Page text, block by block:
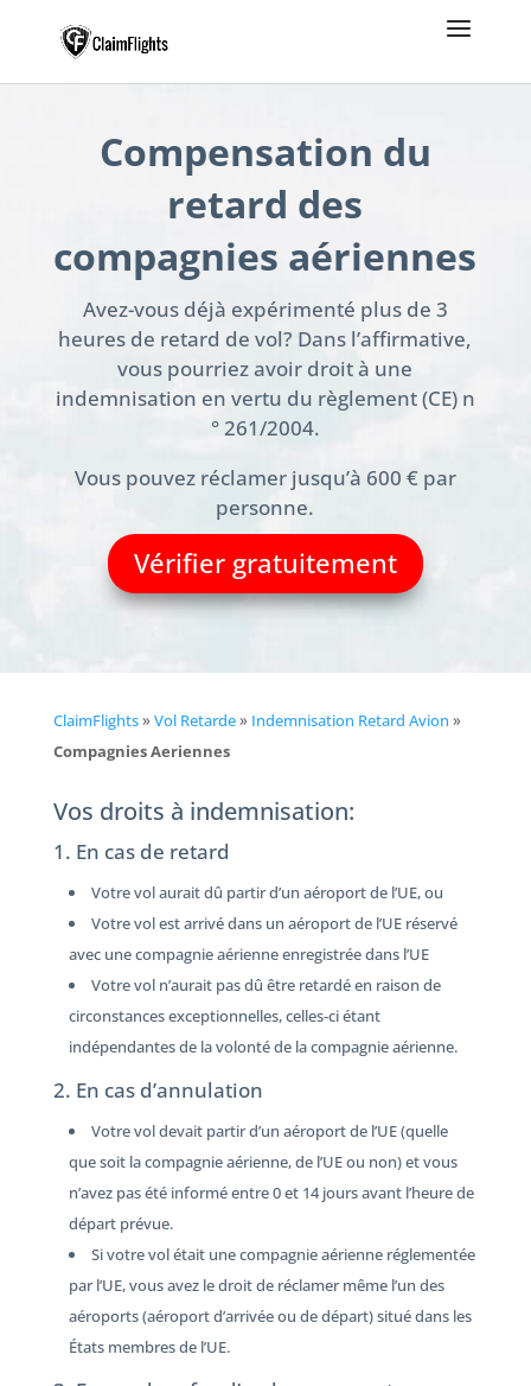
Compensation du
retard des
compagnies aériennes
Avez-vous déjà expérimenté plus de 3
heures de retard de vol? Dans l’affirmative,
vous pourriez avoir droit à une
indemnisation en vertu du règlement (CE) n
° 261/2004.
Vous pouvez réclamer jusqu’à 600 € par
personne.
Vérifier gratuitement
ClaimFlights» Vol Retarde» Indemnisation Retard Avion »
Compagnies Aeriennes
Vos droits à indemnisation:
1. En cas de retard
Votre vol aurait dû partir d’un aéroport de l’UE, ou
Votre vol est arrivé dans un aéroport de l’UE réservé
avec une compagnie aérienne enregistrée dans l’UE
Votre vol n’aurait pas dû être retardé en raison de
circonstances exceptionnelles, celles-ci étant
indépendantes de la volonté de la compagnie aérienne.
2. En cas d’annulation
Votre vol devait partir d’un aéroport de l’UE (quelle
que soit la compagnie aérienne, de l’UE ou non) et vous
n’avez pas été informé entre 0 et 14 jours avant l’heure de
départ prévue.
Si votre vol était une compagnie aérienne réglementée
par l’UE, vous avez le droit de réclamer même l’un des
aéroports (aéroport d’arrivée ou de départ) situé dans les
États membres de l’UE.